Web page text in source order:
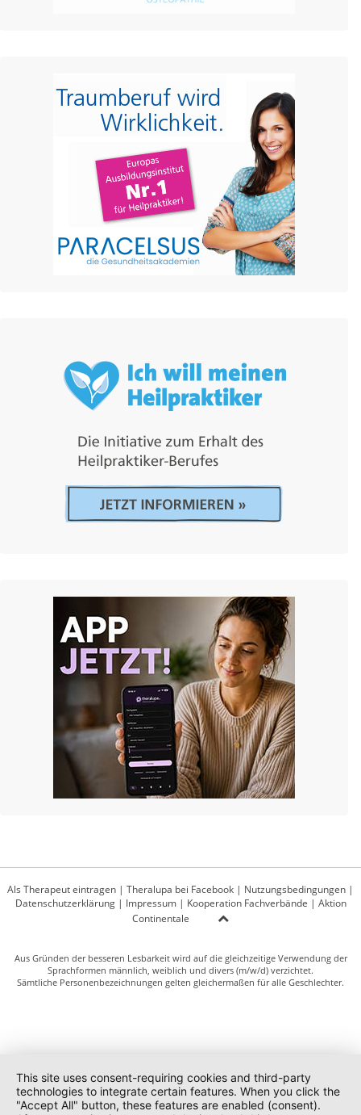
Als Therapeut eintragen | Theralupa bei Facebook | Nutzungsbedingungen |
Datenschutzerklärung| Impressum| Kooperation Fachverbände | Aktion
Continentale
Aus Gründen der besseren Lesbarkeit wird auf die gleichzeitige Verwendung der
Sprachformen männlich, weiblich und divers (m/w/d) verzichtet.
Sämtliche Personenbezeichnungen gelten gleichermaßen für alle Geschlechter.
This site uses consent-requiring cookies and third-party
technologies to integrate certain features. When you click the
"Accept All" button, these features are enabled (consent).